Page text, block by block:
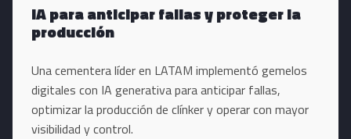
IA para anticipar fallas y proteger la
producción
Una cementera líder en LATAM implementó gemelos
digitales con IA generativa para anticipar fallas,
optimizar la producción de clínker y operar con mayor
visibilidad y control.